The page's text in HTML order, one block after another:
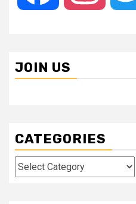
JOIN US
CATEGORIES
Categories